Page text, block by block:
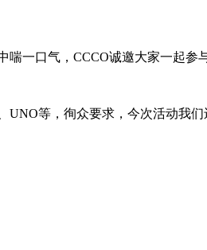
喘一口气，CCCO诚邀大家一起参
UNO等，徇众要求，今次活动我